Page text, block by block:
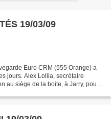
19/03/09
Euro CRM (555 Orange) a
jours. Alex Lollia, secrétaire
au siège de la boite, à Jarry, pour